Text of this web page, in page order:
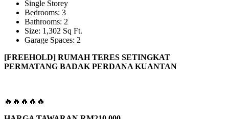
Single Storey
Bedrooms: 3
Bathrooms: 2
Size: 1,302 Sq Ft.
Garage Spaces: 2
[FREEHOLD] RUMAH TERES SETINGKAT
PERMATANG BADAK PERDANA KUANTAN
🔥🔥🔥🔥🔥